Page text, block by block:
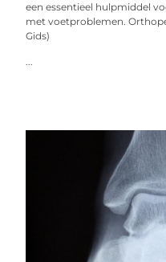
een essentieel hulpmiddel
met voetproblemen.
Gids)
...